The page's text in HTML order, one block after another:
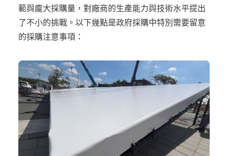
搜尋
範與龐大採購量，對廠商的生產能力與技術水平提出
了不小的挑戰。以下幾點是政府採購中特別需要留意
的採購注意事項：